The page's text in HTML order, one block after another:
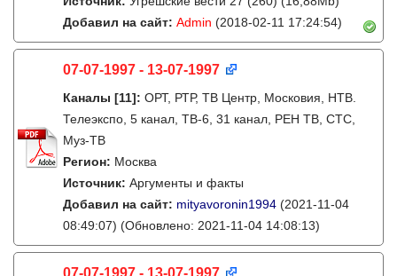
Добавил на сайт: Admin (2018-02-11 17:24:54)
07-07-1997 - 13-07-1997
Каналы [11]: ОРТ, РТР, ТВ Центр, Московия, НТВ.
Телеэкспо, 5 канал, ТВ-6, 31 канал, РЕН ТВ, СТС,
Муз-ТВ
Регион: Москва
Источник: Аргументы и факты
Добавил на сайт: mityavoronin1994 (2021-11-04
08:49:07) (Обновлено: 2021-11-04 14:08:13)
07-07-1997 - 13-07-1997